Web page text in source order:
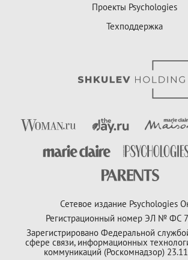
Проекты Psychologies
Техподдержка
Сетевое издание Psychologies
Регистрационный номер ЭЛ № ФС
Зарегистрировано Федеральной
сфере связи, информационных
коммуникаций (Роскомнадзор)